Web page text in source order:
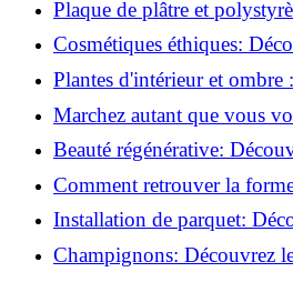
Plaque de plâtre et
à les coller efficacement!
Cosmétiques éthiques:
transformer votre routine
Plantes d'intérieur et ombre
meilleures pour votre
Marchez autant que vous
pourquoi c'est bénéfique!
Beauté régénérative:
révolutionnaire de la
Comment retrouver la
de blessure: Techniques et
Installation de parquet:
essentielles à respecter!
Champignons: Découvrez